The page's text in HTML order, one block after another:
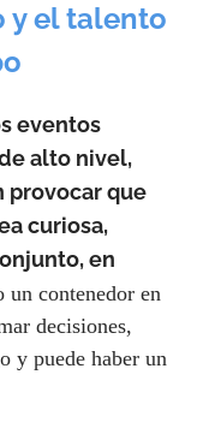
y el talento
eventos
alto nivel,
provocar que
curiosa,
en
un contenedor en
decisiones,
y puede haber un